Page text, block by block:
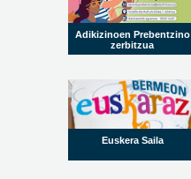
Adikizinoen Prebentzino
zerbitzua
Euskera Saila